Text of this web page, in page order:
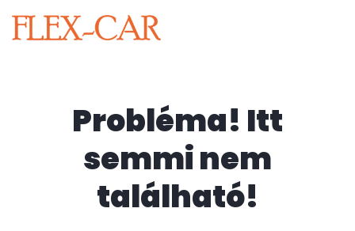
Probléma! Itt
semmi nem
található!